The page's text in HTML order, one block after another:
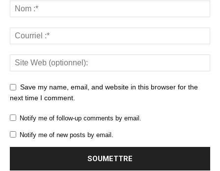
Save my name, email, and website in this browser for the
next time I comment.
Notify me of follow-up comments by email.
Notify me of new posts by email.